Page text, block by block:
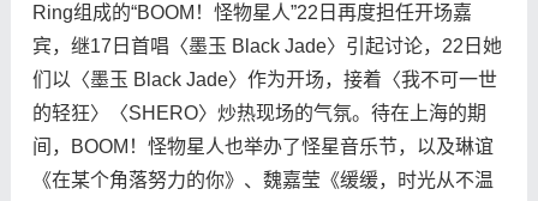
Ring组成的“BOOM！怪物星人”22日再度担任开场嘉
宾，继17日首唱〈墨玉 Black Jade〉引起讨论，22日她
们以〈墨玉 Black Jade〉作为开场，接着〈我不可一世
的轻狂〉〈SHERO〉炒热现场的气氛。待在上海的期
间，BOOM！怪物星人也举办了怪星音乐节，以及琳谊
《在某个角落努力的你》、魏嘉莹《缓缓，时光从不温